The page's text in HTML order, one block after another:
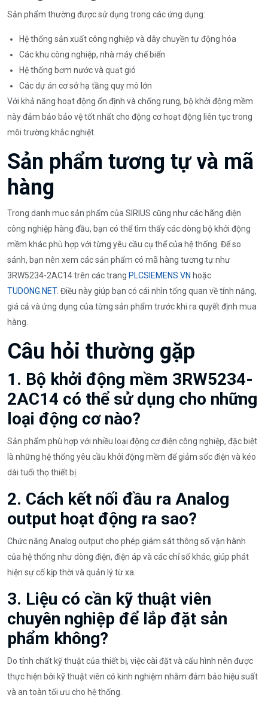
Sản phẩm thường được sử dụng trong các ứng dụng:
Hệ thống sản xuất công nghiệp và dây chuyền tự động hóa
Các khu công nghiệp, nhà máy chế biến
Hệ thống bơm nước và quạt gió
Các dự án cơ sở hạ tầng quy mô lớn
Với khả năng hoạt động ổn định và chống rung, bộ khởi động mềm
này đảm bảo bảo vệ tốt nhất cho động cơ hoạt động liên tục trong
môi trường khắc nghiệt.
Sản phẩm tương tự và mã
hàng
Trong danh mục sản phẩm của SIRIUS cũng như các hãng điện
công nghiệp hàng đầu, bạn có thể tìm thấy các dòng bộ khởi động
mềm khác phù hợp với từng yêu cầu cụ thể của hệ thống. Để so
sánh, bạn nên xem các sản phẩm có mã hàng tương tự như
3RW5234-2AC14 trên các trang PLCSIEMENS.VN hoặc
TUDONG.NET. Điều này giúp bạn có cái nhìn tổng quan về tính năng,
giá cả và ứng dụng của từng sản phẩm trước khi ra quyết định mua
hàng.
Câu hỏi thường gặp
1. Bộ khởi động mềm 3RW5234-
2AC14 có thể sử dụng cho những
loại động cơ nào?
Sản phẩm phù hợp với nhiều loại động cơ điện công nghiệp, đặc biệt
là những hệ thống yêu cầu khởi động mềm để giảm sốc điện và kéo
dài tuổi thọ thiết bị.
2. Cách kết nối đầu ra Analog
output hoạt động ra sao?
Chức năng Analog output cho phép giám sát thông số vận hành
của hệ thống như dòng điện, điện áp và các chỉ số khác, giúp phát
hiện sự cố kịp thời và quản lý từ xa.
3. Liệu có cần kỹ thuật viên
chuyên nghiệp để lắp đặt sản
phẩm không?
Do tính chất kỹ thuật của thiết bị, việc cài đặt và cấu hình nên được
thực hiện bởi kỹ thuật viên có kinh nghiệm nhằm đảm bảo hiệu suất
và an toàn tối ưu cho hệ thống.